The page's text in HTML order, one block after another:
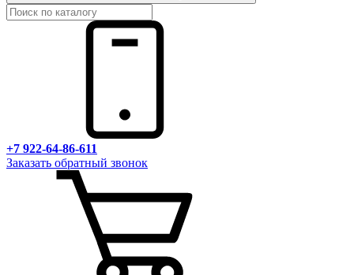
+7 922-64-86-611
Заказать обратный звонок